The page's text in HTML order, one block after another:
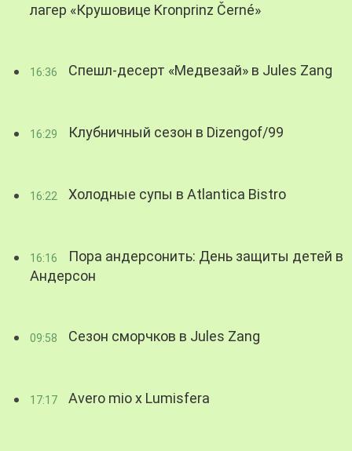
лагер «Крушовице Kronprinz Černé»
16:36 Спешл-десерт «Медвезай» в Jules Zang
16:29 Клубничный сезон в Dizengof/99
16:22 Холодные супы в Atlantica Bistro
16:16
Пора андерсонить: День защиты детей в
Андерсон
09:58 Сезон сморчков в Jules Zang
17:17 Avero mio x Lumisfera